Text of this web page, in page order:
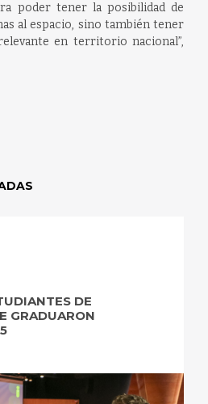
poder tener la posibilidad de
al espacio, sino también tener
en territorio nacional”,
DE
GRADUARON